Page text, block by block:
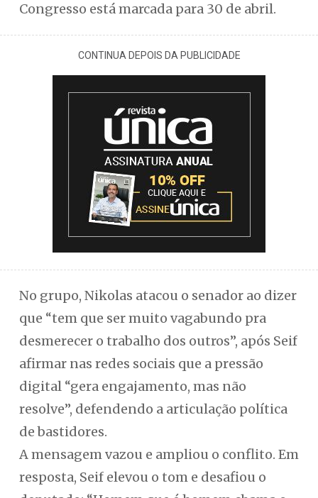
Congresso está marcada para 30 de abril.
CONTINUA DEPOIS DA PUBLICIDADE
No grupo, Nikolas atacou o senador ao dizer
que “tem que ser muito vagabundo pra
desmerecer o trabalho dos outros”, após Seif
afirmar nas redes sociais que a pressão
digital “gera engajamento, mas não
resolve”, defendendo a articulação política
de bastidores.
A mensagem vazou e ampliou o conflito. Em
resposta, Seif elevou o tom e desafiou o